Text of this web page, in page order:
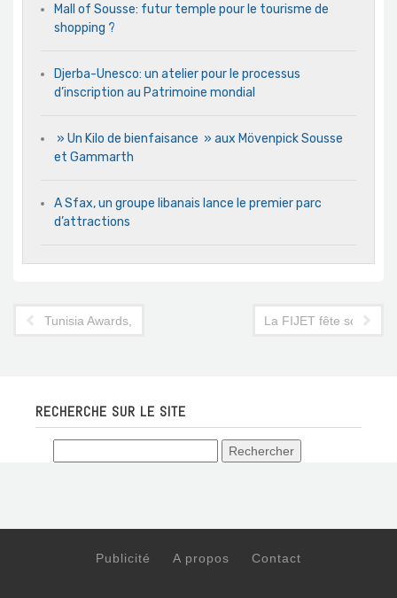
Mall of Sousse: futur temple pour le tourisme de
shopping ?
Djerba-Unesco: un atelier pour le processus
d’inscription au Patrimoine mondial
» Un Kilo de bienfaisance » aux Mövenpick Sousse
et Gammarth
A Sfax, un groupe libanais lance le premier parc
d’attractions
Tunisia Awards, pas mieux pour fêter la journée mondiale du
La FIJET fête son 60e
RECHERCHE SUR LE SITE
Publicité A propos Contact